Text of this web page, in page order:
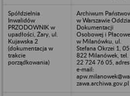
Spółdzielnia
Inwalidów
PRZODOWNIK w
upadłości, Żary, ul.
Kujawska 2
(dokumentacja w
trakcie
porządkowania)
Archiwum
w Warszawie
Dokumentacji
Osobowej i
w Milanówku, ul.
Stefana Okrzei 1,
822 Milanówek, tel.
22 724 76 05, adres
e-mail:
zawa.archiwa.gov.pl